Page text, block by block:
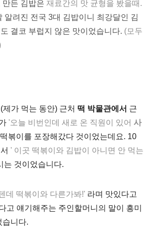
만든 김밥은 재료간의 맛 균형을 봤을때.
알려진 전국 3대 김밥이니 최강달인 김
결코 부럽지 않은 맛이었습니다. (모두
(제가 먹는 동안) 근처 떡 박물관에서 근
'오늘 비번인데 새로 온 직원이 있어 사
볶이를 포장해갔다 것이었는데요. 10
' 이곳 떡볶이와 김밥이 아니면 안 먹는
는 것이었습니다.
데 떡볶이와 다른가봐!' 라며 맛있다고
고 얘기해주는 주인할머니의 말이 흥미
습니다.